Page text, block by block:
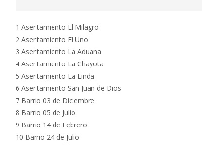
1 Asentamiento El Milagro
2 Asentamiento El Uno
3 Asentamiento La Aduana
4 Asentamiento La Chayota
5 Asentamiento La Linda
6 Asentamiento San Juan de Dios
7 Barrio 03 de Diciembre
8 Barrio 05 de Julio
9 Barrio 14 de Febrero
10 Barrio 24 de Julio